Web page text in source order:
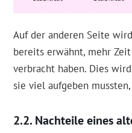
Auf der anderen Seite
bereits erwähnt, mehr
verbracht haben. Dies
sie viel aufgeben
Nachteile eines